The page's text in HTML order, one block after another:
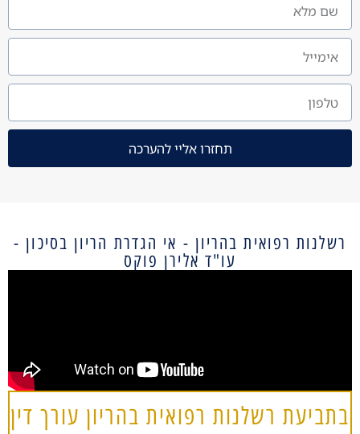
תחזרו אליי להערכה
רשלנות רפואית בהריון - אי הגדרת הריון בסיכון -
עו"ד אלירן פוקס
בתביעת רשלנות רפואית בהריון עורך דין